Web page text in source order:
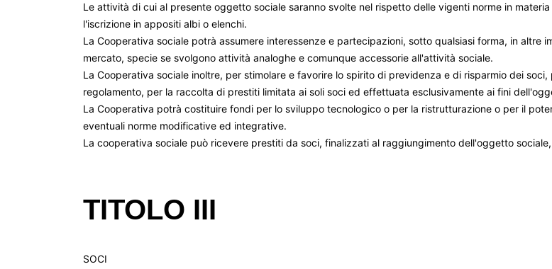
Le attività di cui al presente oggetto sociale saranno svolte nel rispetto delle vigenti norme in
l'iscrizione in appositi albi o elenchi.
La Cooperativa sociale potrà assumere interessenze e partecipazioni, sotto qualsiasi forma, in altre
mercato, specie se svolgono attività analoghe e comunque accessorie all'attività sociale.
La Cooperativa sociale inoltre, per stimolare e favorire lo spirito di previdenza e di risparmio dei
regolamento, per la raccolta di prestiti limitata ai soli soci ed effettuata esclusivamente ai fini
La Cooperativa potrà costituire fondi per lo sviluppo tecnologico o per la ristrutturazione o per il
eventuali norme modificative ed integrative.
La cooperativa sociale può ricevere prestiti da soci, finalizzati al raggiungimento dell'oggetto
TITOLO III
SOCI